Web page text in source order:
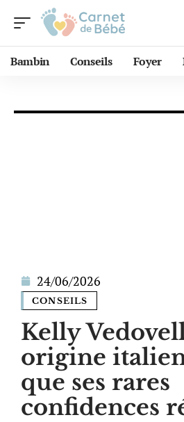
Bambin Conseils Foyer
24/06/2026
CONSEILS
Kelly
origine
que ses rares
confidences